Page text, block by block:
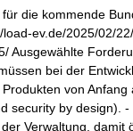
die kommende
ev.de/2025/02/
Ausgewählte
bei der
von
security by design).
Verwaltung, damit